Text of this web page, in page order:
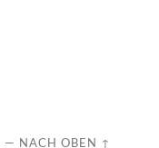
— NACH OBEN ↑